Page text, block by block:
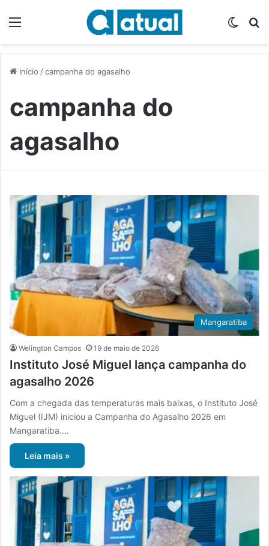
Início /campanha do agasalho
campanha do
agasalho
Mangaratiba
Welington Campos 19 de maio de 2026
Instituto José Miguel lança campanha do
agasalho 2026
Com a chegada das temperaturas mais baixas, o Instituto José
Miguel (IJM) iniciou a Campanha do Agasalho 2026 em
Mangaratiba.…
Leia mais »